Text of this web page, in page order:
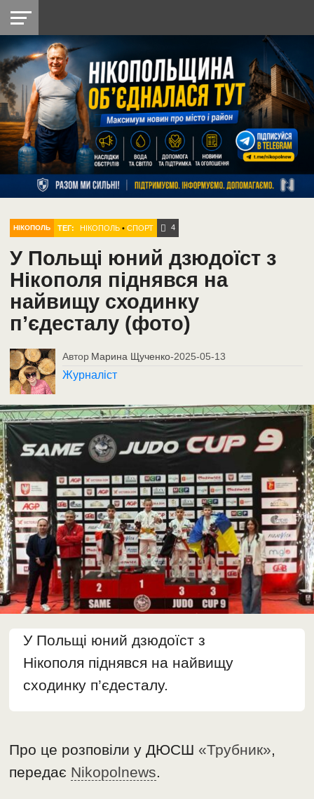
НІКОПОЛЬ
РАЙОН
СІЧЕСЛАВСЬКА
УКРАЇНА
РЕТРО
НІКОПОЛЬ
ЛАЙТ
УКРАЇНА
ДОПОМОГА
РАДІО
НІКОПОЛЬ ТЕГ: НІКОПОЛЬ •СПОРТ 4
У Польщі юний дзюдоїст з
Нікополя піднявся на
найвищу сходинку
п’єдесталу (фото)
Автор Марина Щученко-2025-05-13
Журналіст
У Польщі юний дзюдоїст з
Нікополя піднявся на найвищу
сходинку п’єдесталу.
Про це розповіли у ДЮСШ«Трубник»,
передає Nikopolnews.